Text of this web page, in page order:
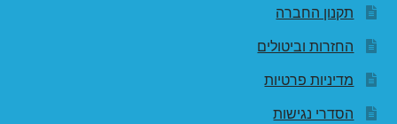
תקנון החברה
החזרות וביטולים
מדיניות פרטיות
הסדרי נגישות